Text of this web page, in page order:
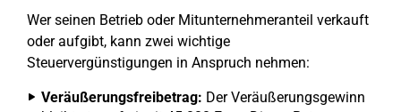
Wer seinen Betrieb oder Mitunternehmeranteil verkauft
oder aufgibt, kann zwei wichtige
Steuervergünstigungen in Anspruch nehmen:
Veräußerungsfreibetrag: Der Veräußerungsgewinn